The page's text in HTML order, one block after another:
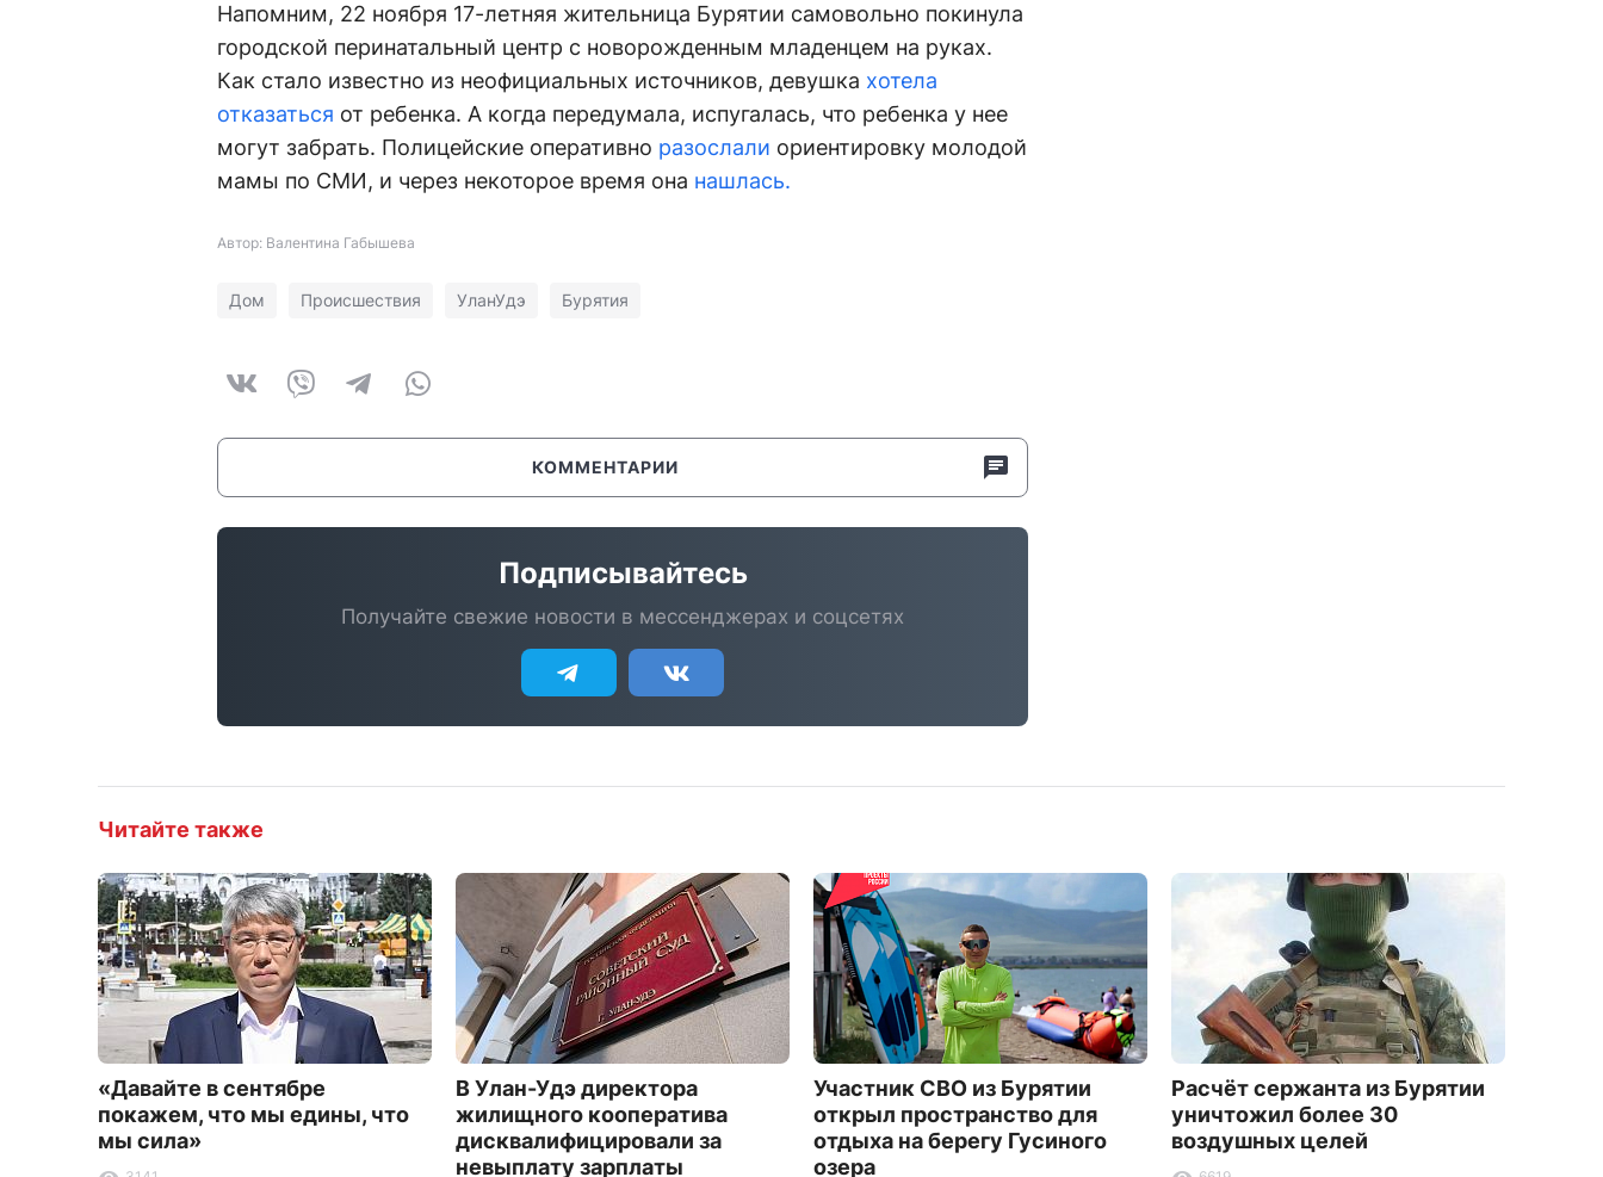
Напомним, 22 ноября 17-летняя жительница Бурятии самовольно покинула
городской перинатальный центр с новорожденным младенцем на руках.
Как стало известно из неофициальных источников, девушка хотела
отказаться от ребенка. А когда передумала, испугалась, что ребенка у нее
могут забрать. Полицейские оперативно разослали ориентировку молодой
мамы по СМИ, и через некоторое время она нашлась.
Автор: Валентина Габышева
Дом Происшествия УланУдэ Бурятия
КОММЕНТАРИИ
Подписывайтесь
Получайте свежие новости в мессенджерах и соцсетях
Читайте также
«Давайте в сентябре
покажем, что мы едины, что
мы сила»
В Улан-Удэ директора
жилищного кооператива
дисквалифицировали за
невыплату зарплаты
Участник СВО из Бурятии
открыл пространство для
отдыха на берегу Гусиного
озера
Расчёт сержанта из Бурятии
уничтожил более 30
воздушных целей